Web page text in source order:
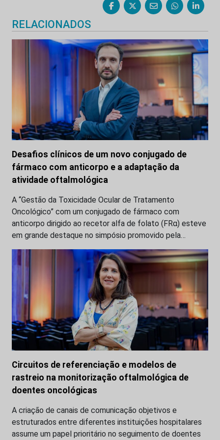
RELACIONADOS
Desafios clínicos de um novo conjugado de
fármaco com anticorpo e a adaptação da
atividade oftalmológica
A “Gestão da Toxicidade Ocular de Tratamento
Oncológico” com um conjugado de fármaco com
anticorpo dirigido ao recetor alfa de folato (FRα) esteve
em grande destaque no simpósio promovido pela…
Circuitos de referenciação e modelos de
rastreio na monitorização oftalmológica de
doentes oncológicas
A criação de canais de comunicação objetivos e
estruturados entre diferentes instituições hospitalares
assume um papel prioritário no seguimento de doentes